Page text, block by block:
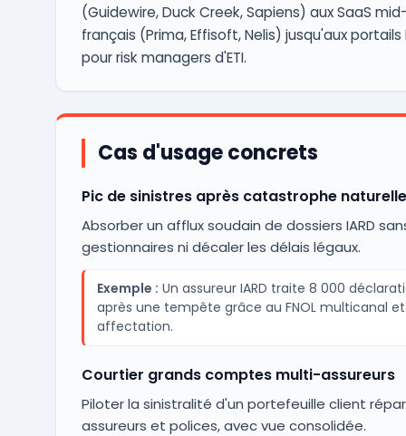
(Guidewire, Duck Creek, Sapiens) aux SaaS
français (Prima, Effisoft, Nelis) jusqu'aux portails
pour risk managers d'ETI.
Cas d'usage concrets
Pic de sinistres après catastrophe naturelle
Absorber un afflux soudain de dossiers IARD
gestionnaires ni décaler les délais légaux.
Exemple : Un assureur IARD traite 8 000
après une tempête grâce au FNOL multicanal
affectation.
Courtier grands comptes multi-assureurs
Piloter la sinistralité d'un portefeuille client
assureurs et polices, avec vue consolidée.